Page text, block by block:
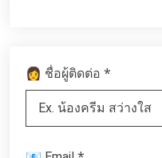
👩 ชื่อผู้ติดต่อ *